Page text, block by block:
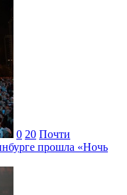
0 20 Почти
прошла «Ночь